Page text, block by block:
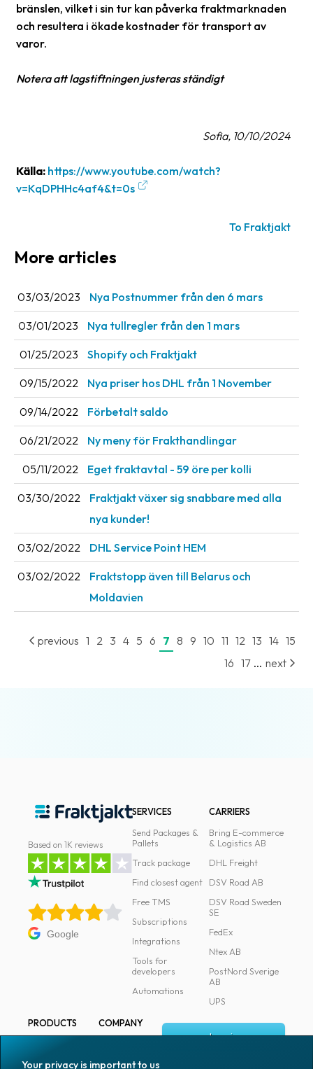
bränslen, vilket i sin tur kan påverka fraktmarknaden
och resultera i ökade kostnader för transport av
varor.
Notera attlagstiftningen justeras ständigt
Sofia, 10/10/2024
Källa: https://www.youtube.com/watch?
v=KqDPHHc4af4&t=0s
To Fraktjakt
More articles
03/03/2023 Nya Postnummer från den 6 mars
03/01/2023 Nya tullregler från den 1 mars
01/25/2023 Shopify och Fraktjakt
09/15/2022 Nya priser hos DHL från 1 November
09/14/2022 Förbetalt saldo
06/21/2022 Ny meny för Frakthandlingar
05/11/2022 Eget fraktavtal - 59 öre per kolli
03/30/2022
Fraktjakt växer sig snabbare med alla
nya kunder!
03/02/2022 DHL Service Point HEM
03/02/2022
Fraktstopp även till Belarus och
Moldavien
previous 1 2 3 4 5 6 7 8 9 10 11 12 13 14 15
16 17 ... next
Based on 1K reviews
Google
SERVICES
Send Packages &
Pallets
Track package
Find closest agent
Free TMS
Subscriptions
Integrations
Tools for
developers
Automations
CARRIERS
Bring E-commerce
& Logistics AB
DHL Freight
DSV Road AB
DSV Road Sweden
SE
FedEx
Ntex AB
PostNord Sverige
AB
UPS
PRODUCTS
Marking
COMPANY
Log in
Your privacy is important to us